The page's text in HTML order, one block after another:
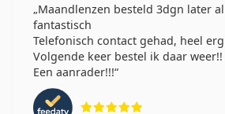
Maandlenzen besteld 3dgn later
fantastisch
Telefonisch contact gehad, heel
Volgende keer bestel ik daar weer!!
Een aanrader!!!